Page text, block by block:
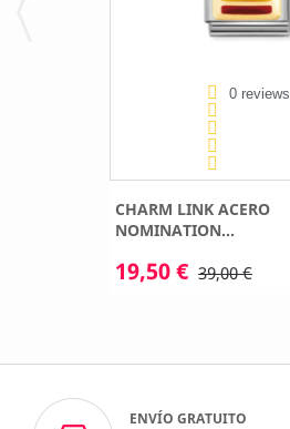
0 reviews
CHARM LINK ACERO
NOMINATION...
19,50 € 39,00 €
ENVÍO GRATUITO